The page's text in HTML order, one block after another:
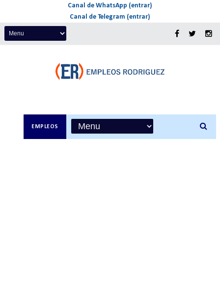
Canal de WhatsApp (entrar)
Canal de Telegram (entrar)
EMPLEOS